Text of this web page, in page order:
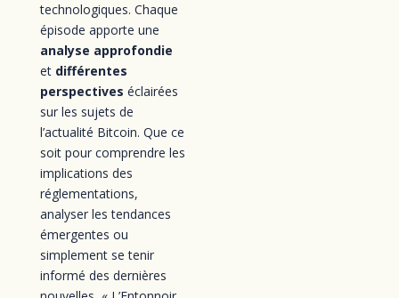
technologiques. Chaque
épisode apporte une
analyse approfondie
et différentes
perspectives éclairées
sur les sujets de
l’actualité Bitcoin. Que ce
soit pour comprendre les
implications des
réglementations,
analyser les tendances
émergentes ou
simplement se tenir
informé des dernières